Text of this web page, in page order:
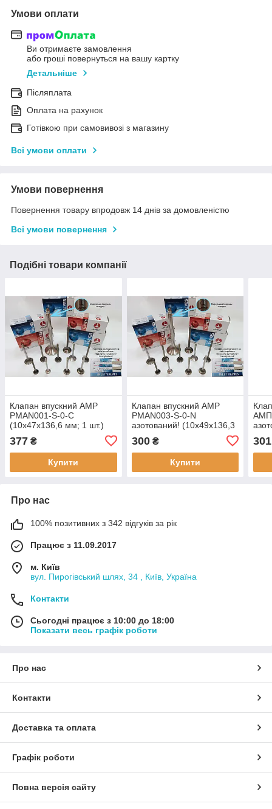
Умови оплати
Ви отримаєте замовлення
або гроші повернуться на вашу картку
Детальніше
Післяплата
Оплата на рахунок
Готівкою при самовивозі з магазину
Всі умови оплати
Умови повернення
Повернення товару впродовж 14 днів за домовленістю
Всі умови повернення
Подібні товари компанії
Клапан впускний AMP
PMAN001-S-0-C
(10х47х136,6 мм; 1 шт.)
оригінальні номери:
51.04101.0417, V91373,
377 ₴
Купити
Клапан впускний AMP
PMAN003-S-0-N
азотований! (10х49х136,3
4.6/5.7/6.6/6.9 TD/D
оригінальні номери:
300₴
Купити
АМП
4.6,
301
Про нас
100% позитивних з 342 відгуків за рік
Працює з 11.09.2017
м. Київ
вул. Пирогівський шлях, 34 , Київ, Україна
Контакти
Сьогодні працює з 10:00 до 18:00
Показати весь графік роботи
Про нас
Контакти
Доставка та оплата
Графік роботи
Повна версія сайту